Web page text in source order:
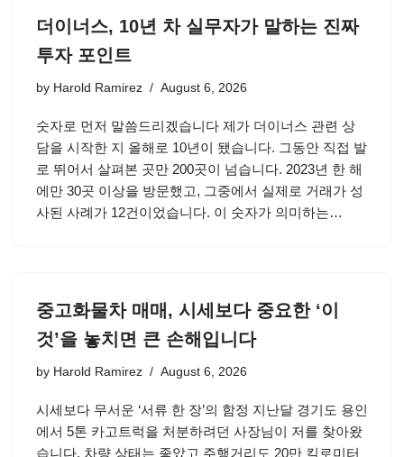
더이너스, 10년 차 실무자가 말하는 진짜
투자 포인트
by Harold Ramirez August 6, 2026
숫자로 먼저 말씀드리겠습니다 제가 더이너스 관련 상
담을 시작한 지 올해로 10년이 됐습니다. 그동안 직접 발
로 뛰어서 살펴본 곳만 200곳이 넘습니다. 2023년 한 해
에만 30곳 이상을 방문했고, 그중에서 실제로 거래가 성
사된 사례가 12건이었습니다. 이 숫자가 의미하는…
중고화물차 매매, 시세보다 중요한 ‘이
것’을 놓치면 큰 손해입니다
by Harold Ramirez August 6, 2026
시세보다 무서운 ‘서류 한 장’의 함정 지난달 경기도 용인
에서 5톤 카고트럭을 처분하려던 사장님이 저를 찾아왔
습니다. 차량 상태는 좋았고 주행거리도 20만 킬로미터